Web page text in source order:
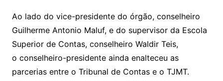
Ao lado do vice-presidente do órgão, conselheiro
Guilherme Antonio Maluf, e do supervisor da Escola
Superior de Contas, conselheiro Waldir Teis,
o conselheiro-presidente ainda enalteceu as
parcerias entre o Tribunal de Contas e o TJMT.